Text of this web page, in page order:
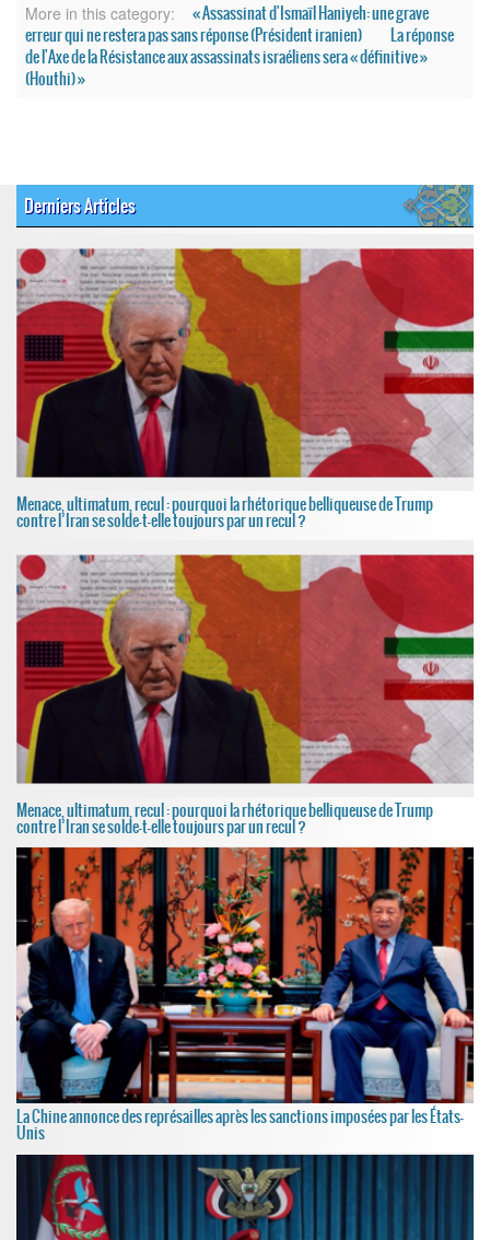
More in this category:
« Assassinat d'Ismaïl Haniyeh: une grave
erreur qui ne restera pas sans réponse (Président iranien)
La réponse
de l'Axe de la Résistance aux assassinats israéliens sera « définitive »
(Houthi) »
Derniers Articles
Menace, ultimatum, recul : pourquoi la rhétorique belliqueuse de Trump
contre l’Iran se solde-t-elle toujours par un recul ?
Menace, ultimatum, recul : pourquoi la rhétorique belliqueuse de Trump
contre l’Iran se solde-t-elle toujours par un recul ?
La Chine annonce des représailles après les sanctions imposées par les États-
Unis